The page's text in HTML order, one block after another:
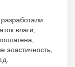
влаги,